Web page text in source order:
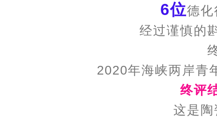
6位德
经过谨慎的
2020年海峡两岸青
终评
这是